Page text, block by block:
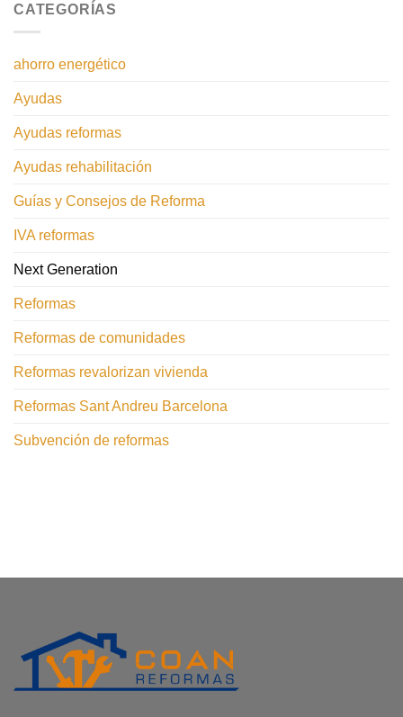
CATEGORÍAS
ahorro energético
Ayudas
Ayudas reformas
Ayudas rehabilitación
Guías y Consejos de Reforma
IVA reformas
Next Generation
Reformas
Reformas de comunidades
Reformas revalorizan vivienda
Reformas Sant Andreu Barcelona
Subvención de reformas